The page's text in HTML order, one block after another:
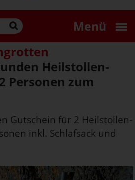
Menü
Heilstollen-
Personen zum
Gutschein für 2 Heilstollen-
inkl. Schlafsack und